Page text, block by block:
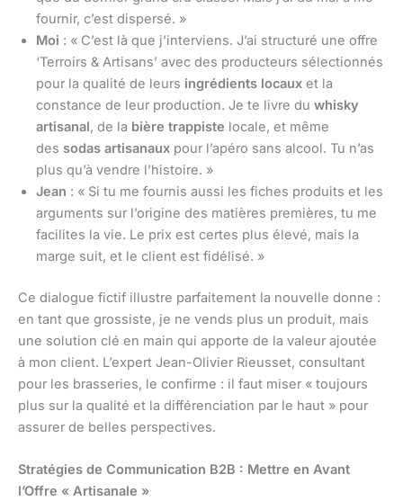
fournir, c’est dispersé. »
Moi : « C’est là que j’interviens. J’ai structuré une offre
‘Terroirs & Artisans’ avec des producteurs sélectionnés
pour la qualité de leurs ingrédients locaux et la
constance de leur production. Je te livre du whisky
artisanal, de la bière trappiste locale, et même
des sodas artisanaux pour l’apéro sans alcool. Tu n’as
plus qu’à vendre l’histoire. »
Jean : « Si tu me fournis aussi les fiches produits et les
arguments sur l’origine des matières premières, tu me
facilites la vie. Le prix est certes plus élevé, mais la
marge suit, et le client est fidélisé. »
Ce dialogue fictif illustre parfaitement la nouvelle donne :
en tant que grossiste, je ne vends plus un produit, mais
une solution clé en main qui apporte de la valeur ajoutée
à mon client. L’expert Jean-Olivier Rieusset, consultant
pour les brasseries, le confirme : il faut miser « toujours
plus sur la qualité et la différenciation par le haut » pour
assurer de belles perspectives.
Stratégies de Communication B2B : Mettre en Avant
l’Offre « Artisanale »